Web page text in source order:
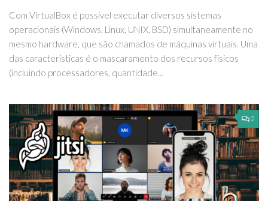
Com VirtualBox é possível executar diversos sistemas
operacionais (Windows, Linux, UNIX, BSD) simultaneamente no
mesmo hardware, que são chamados de máquinas virtuais. Uma
das características é o mascaramento dos recursos físicos
(incluindo processadores, quantidade...
2